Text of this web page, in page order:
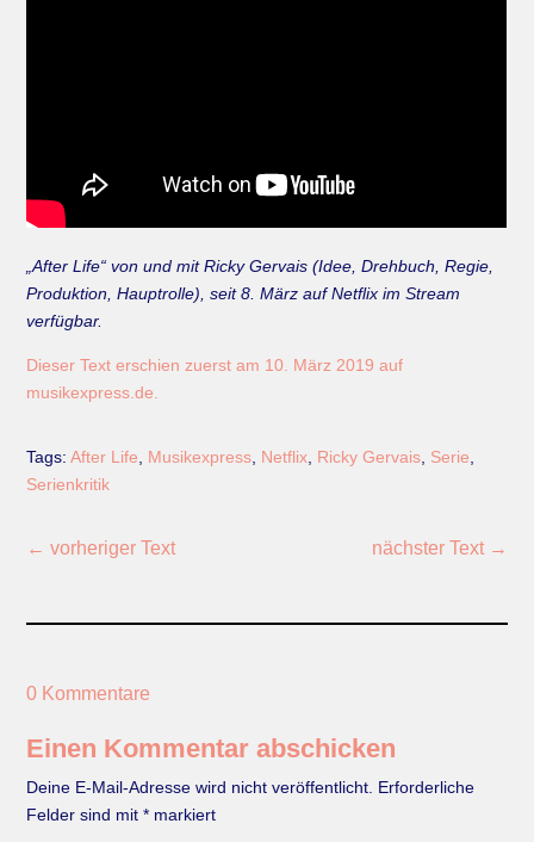
„After Life“ von und mit Ricky Gervais (Idee, Drehbuch, Regie,
Produktion, Hauptrolle), seit 8. März auf Netflix im Stream
verfügbar.
Dieser Text erschien zuerst am 10. März 2019 auf
musikexpress.de.
Tags:After Life Musikexpress Netflix Ricky Gervais Serie
Serienkritik
←vorheriger Text nächster Text→
0 Kommentare
Einen Kommentar abschicken
Deine E-Mail-Adresse wird nicht veröffentlicht. Erforderliche
Felder sind mit* markiert